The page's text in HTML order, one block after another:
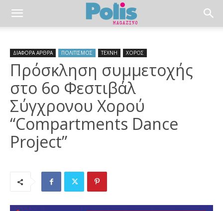
ΔΙΑΦΟΡΑ ΑΡΘΡΑ ΠΟΛΙΤΙΣΜΟΣ ΤΕΧΝΗ ΧΟΡΟΣ
Πρόσκληση συμμετοχής
στο 6ο Φεστιβάλ
Σύγχρονου Χορού
“Compartments Dance
Project”